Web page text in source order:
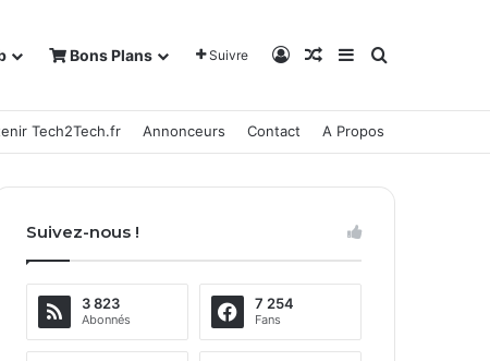
Bons Plans Suivre Connexion
Article Aléatoire
Sidebar (barre
Rechercher
Tech2Tech.fr Annonceurs Contact A Propos
Suivez-nous !
3 823
Abonnés
7 254
Fans